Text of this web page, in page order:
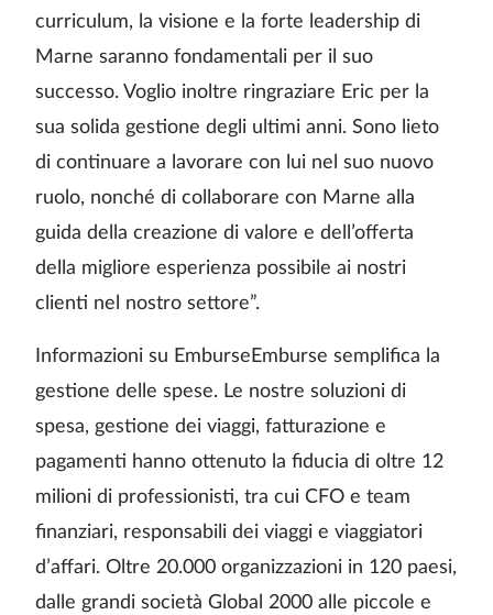
curriculum, la visione e la forte leadership di
Marne saranno fondamentali per il suo
successo. Voglio inoltre ringraziare Eric per la
sua solida gestione degli ultimi anni. Sono lieto
di continuare a lavorare con lui nel suo nuovo
ruolo, nonché di collaborare con Marne alla
guida della creazione di valore e dell’offerta
della migliore esperienza possibile ai nostri
clienti nel nostro settore”.
Informazioni su EmburseEmburse semplifica la
gestione delle spese. Le nostre soluzioni di
spesa, gestione dei viaggi, fatturazione e
pagamenti hanno ottenuto la fiducia di oltre 12
milioni di professionisti, tra cui CFO e team
finanziari, responsabili dei viaggi e viaggiatori
d’affari. Oltre 20.000 organizzazioni in 120 paesi,
dalle grandi società Global 2000 alle piccole e